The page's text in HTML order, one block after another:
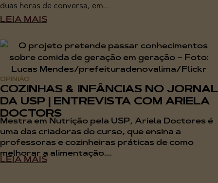
duas horas de conversa, em...
LEIA MAIS
OPINIÃO
COZINHAS & INFÂNCIAS NO JORNAL
DA USP | ENTREVISTA COM ARIELA
DOCTORS
Mestra em Nutrição pela USP, Ariela Doctores é
uma das criadoras do curso, que ensina a
professoras e cozinheiras práticas de como
melhorar a alimentação....
LEIA MAIS